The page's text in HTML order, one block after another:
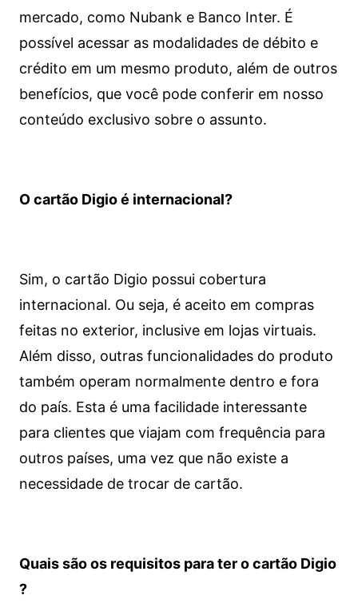
mercado, como Nubank e Banco Inter. É
possível acessar as modalidades de débito e
crédito em um mesmo produto, além de outros
benefícios, que você pode conferir em nosso
conteúdo exclusivo sobre o assunto.
O cartão Digio é internacional?
Sim, o cartão Digio possui cobertura
internacional. Ou seja, é aceito em compras
feitas no exterior, inclusive em lojas virtuais.
Além disso, outras funcionalidades do produto
também operam normalmente dentro e fora
do país. Esta é uma facilidade interessante
para clientes que viajam com frequência para
outros países, uma vez que não existe a
necessidade de trocar de cartão.
Quais são os requisitos para ter o cartão Digio
?